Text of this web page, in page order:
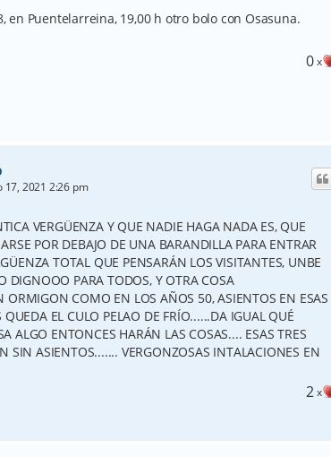
en Puentelarreina, 19,00 h otro bolo con Osasuna.
0x
17, 2021 2:26 pm
VERGÜENZA Y QUE NADIE HAGA NADA ES, QUE
POR DEBAJO DE UNA BARANDILLA PARA ENTRAR
TOTAL QUE PENSARÁN LOS VISITANTES, UNBE
DIGNOOO PARA TODOS, Y OTRA COSA
ORMIGON COMO EN LOS AÑOS 50, ASIENTOS EN ESAS
QUEDA EL CULO PELAO DE FRÍO......DA IGUAL QUÉ
ALGO ENTONCES HARÁN LAS COSAS.... ESAS TRES
SIN ASIENTOS....... VERGONZOSAS INTALACIONES EN
2x